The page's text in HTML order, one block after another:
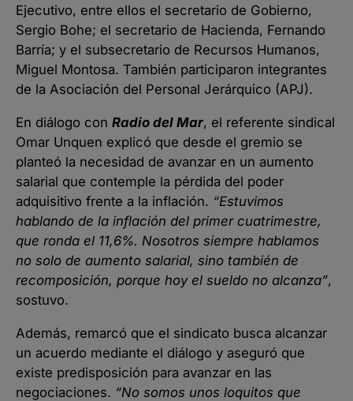
Ejecutivo, entre ellos el secretario de Gobierno,
Sergio Bohe; el secretario de Hacienda, Fernando
Barría; y el subsecretario de Recursos Humanos,
Miguel Montosa. También participaron integrantes
de la Asociación del Personal Jerárquico (APJ).
En diálogo con Radio del Mar, el referente sindical
Omar Unquen explicó que desde el gremio se
planteó la necesidad de avanzar en un aumento
salarial que contemple la pérdida del poder
adquisitivo frente a la inflación. “Estuvimos
hablando de la inflación del primer cuatrimestre,
que ronda el 11,6%. Nosotros siempre hablamos
no solo de aumento salarial, sino también de
recomposición, porque hoy el sueldo no alcanza”,
sostuvo.
Además, remarcó que el sindicato busca alcanzar
un acuerdo mediante el diálogo y aseguró que
existe predisposición para avanzar en las
negociaciones. “No somos unos loquitos que